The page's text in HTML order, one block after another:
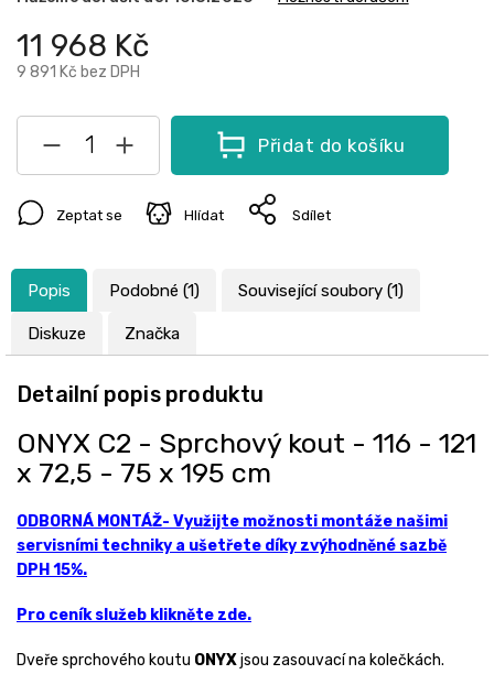
11 968 Kč
9 891 Kč bez DPH
Přidat do košíku
Zeptat se Hlídat Sdílet
Popis Podobné (1) Související soubory (1)
Diskuze Značka
Detailní popis produktu
ONYX C2 - Sprchový kout - 116 - 121
x 72,5 - 75 x 195 cm
ODBORNÁ MONTÁŽ- Využijte možnosti montáže našimi
servisními techniky a ušetřete díky zvýhodněné sazbě
DPH 15%.
Pro ceník služeb klikněte zde.
Dveře sprchového koutu ONYXjsou zasouvací na kolečkách.